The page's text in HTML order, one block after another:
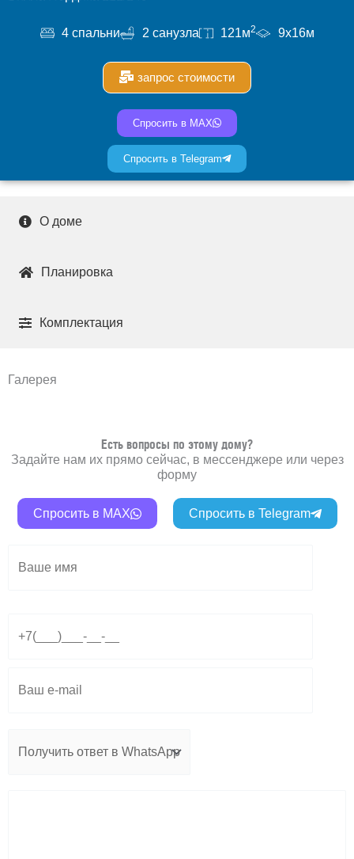
4 спальни 2 санузла 121м2 9x16м
запрос стоимости
Спросить в MAX
Спросить в Telegram
О доме
Планировка
Комплектация
Галерея
Есть вопросы по этому дому?
Задайте нам их прямо сейчас, в мессенджере или через
форму
Спросить в MAX Спросить в Telegram